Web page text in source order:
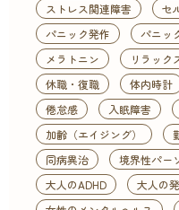
ストレス関連障害
セ
パニック発作
パニッ
メラトニン
リラック
休職・復職
体内時計
倦怠感
入眠障害
加齢（エイジング）
同病異治
境界性パー
大人のADHD
大人の